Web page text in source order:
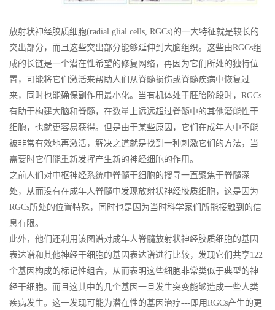
放射状神经胶质细胞(radial glial cells, RGCs)的一大特征就是较长的
突出部分，而且这些突出部分能够延伸到大脑组织。这些由RGCs组
成的长链是一个潜在性希望的修复网络，再因为它们所处的独特位
置，可能将它们激活来帮助人们从脊髓损伤或脊髓疾病中恢复过
来，同时也能确保副作用最小化。当有机体处于胚胎阶段时，RGCs
有助于构建大脑和脊髓，在数量上远远超过脊髓中的其他潜能性干
细胞，也就更容易获得。但是由于某些原因，它们在成年人中不能
被非常有效地再激活，解决之道就是找到一种刺激它们的方法，当
需要时它们能重新发挥产生新的神经细胞的作用。
之前人们对中枢神经系统中脊髓干细胞的搜寻一直聚焦于脊髓深
处，从而没有在成年人脊髓中发现放射状神经胶质细胞，这是因为
RGCs所处的位置特殊，同时也是因为当时科学家们所能接触到的信
息有限。
此外，他们还利用该图谱对成年人脊髓放射状神经胶质细胞的基因
表达谱和其他神经干细胞的基因表达谱进行比较，发现它们共享122
个基因构成的标记性组合，从而表明这些细胞非常类似于典型的神
经干细胞。而且这其中的几个基因一旦发生突变能够造成一些人类
疾病发生。这一发现可能为潜在性的基因治疗---即用RGCs产生的更